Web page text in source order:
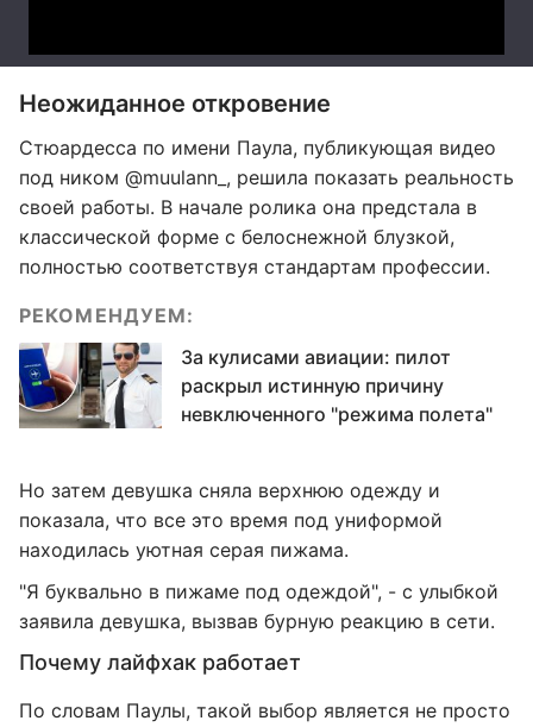
Неожиданное откровение
Стюардесса по имени Паула, публикующая видео
под ником @muulann_, решила показать реальность
своей работы. В начале ролика она предстала в
классической форме с белоснежной блузкой,
полностью соответствуя стандартам профессии.
РЕКОМЕНДУЕМ:
За кулисами авиации: пилот
раскрыл истинную причину
невключенного "режима полета"
Но затем девушка сняла верхнюю одежду и
показала, что все это время под униформой
находилась уютная серая пижама.
"Я буквально в пижаме под одеждой", - с улыбкой
заявила девушка, вызвав бурную реакцию в сети.
Почему лайфхак работает
По словам Паулы, такой выбор является не просто